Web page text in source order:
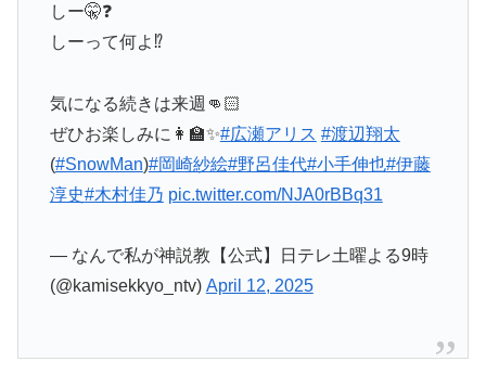
しー🤫❓
しーって何よ⁉️
気になる続きは来週👊🏻
ぜひお楽しみに👩‍🏫✨#広瀬アリス #渡辺翔太
(#SnowMan)#岡崎紗絵#野呂佳代#小手伸也#伊藤
淳史#木村佳乃 pic.twitter.com/NJA0rBBq31
— なんで私が神説教【公式】日テレ土曜よる9時
(@kamisekkyo_ntv) April 12, 2025